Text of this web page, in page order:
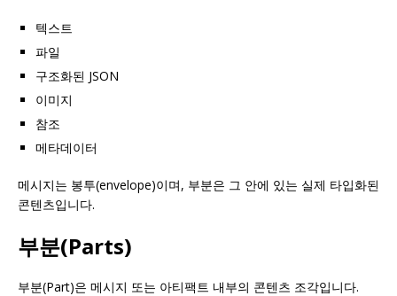
텍스트
파일
구조화된 JSON
이미지
참조
메타데이터
메시지는 봉투(envelope)이며, 부분은 그 안에 있는 실제 타입화된
콘텐츠입니다.
부분(Parts)
부분(Part)은 메시지 또는 아티팩트 내부의 콘텐츠 조각입니다.